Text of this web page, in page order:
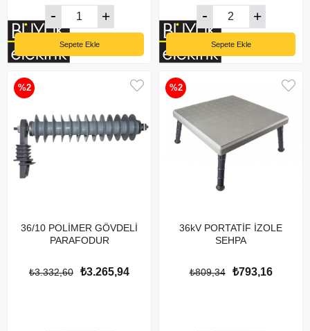
Sepete Ekle Sepete Ekle
36/10 POLİMER GÖVDELİ
PARAFODUR
₺3.265,94
₺3.332,60
%2
36kV PORTATİF İZOLE
SEHPA
₺793,16
₺809,34
%2